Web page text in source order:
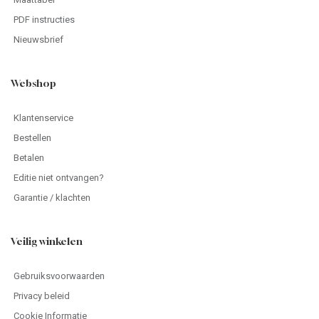
PDF instructies
Nieuwsbrief
Webshop
Klantenservice
Bestellen
Betalen
Editie niet ontvangen?
Garantie / klachten
Veilig winkelen
Gebruiksvoorwaarden
Privacy beleid
Cookie Informatie